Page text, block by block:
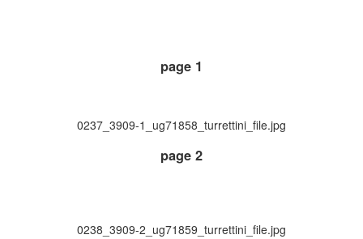
page 1
0237_3909-1_ug71858_turrettini_file.jpg
page 2
0238_3909-2_ug71859_turrettini_file.jpg